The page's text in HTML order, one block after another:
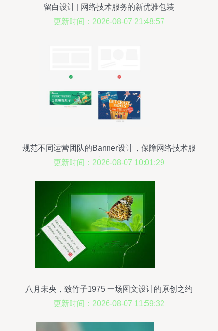
留白设计 | 网络技术服务的新优雅包装
更新时间：2026-08-07 21:48:57
规范不同运营团队的Banner设计，保障网络技术服
务品质的关键策略
更新时间：2026-08-07 10:01:29
八月未央，致竹子1975 一场图文设计的原创之约
更新时间：2026-08-07 11:59:32